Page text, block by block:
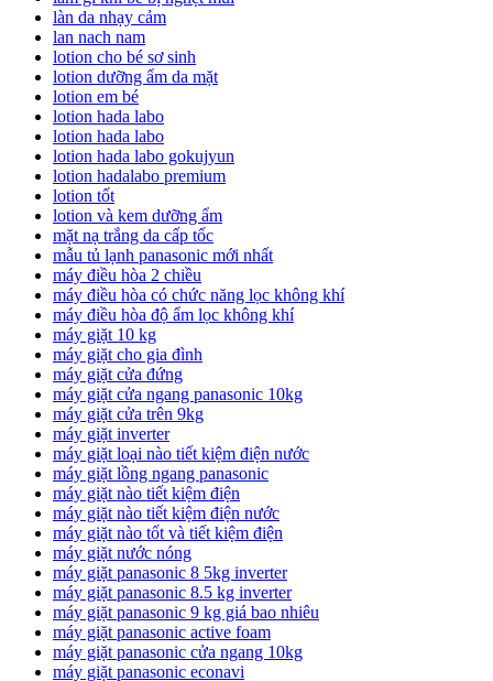
làn da nhạy cảm
lan nach nam
lotion cho bé sơ sinh
lotion dưỡng ẩm da mặt
lotion em bé
lotion hada labo
lotion hada labo
lotion hada labo gokujyun
lotion hadalabo premium
lotion tốt
lotion và kem dưỡng ẩm
mặt nạ trắng da cấp tốc
mẫu tủ lạnh panasonic mới nhất
máy điều hòa 2 chiều
máy điều hòa có chức năng lọc không khí
máy điều hòa độ ẩm lọc không khí
máy giặt 10 kg
máy giặt cho gia đình
máy giặt cửa đứng
máy giặt cửa ngang panasonic 10kg
máy giặt cửa trên 9kg
máy giặt inverter
máy giặt loại nào tiết kiệm điện nước
máy giặt lồng ngang panasonic
máy giặt nào tiết kiệm điện
máy giặt nào tiết kiệm điện nước
máy giặt nào tốt và tiết kiệm điện
máy giặt nước nóng
máy giặt panasonic 8 5kg inverter
máy giặt panasonic 8.5 kg inverter
máy giặt panasonic 9 kg giá bao nhiêu
máy giặt panasonic active foam
máy giặt panasonic cửa ngang 10kg
máy giặt panasonic econavi